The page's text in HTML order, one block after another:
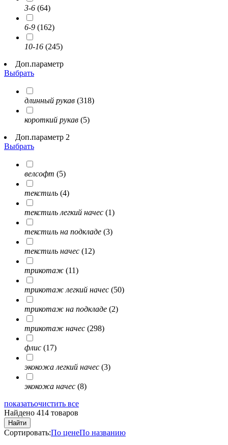
3-6 (64)
6-9 (162)
10-16 (245)
Доп.параметр
Выбрать
длинный рукав (318)
короткий рукав (5)
Доп.параметр 2
Выбрать
велсофт (5)
текстиль (4)
текстиль легкий начес (1)
текстиль на подкладе (3)
текстиль начес (12)
трикотаж (11)
трикотаж легкий начес (50)
трикотаж на подкладе (2)
трикотаж начес (298)
флис (17)
экокожа легкий начес (3)
экокожа начес (8)
показатьочистить все
Найдено 414 товаров
Найти
Сортировать:По ценеПо названию